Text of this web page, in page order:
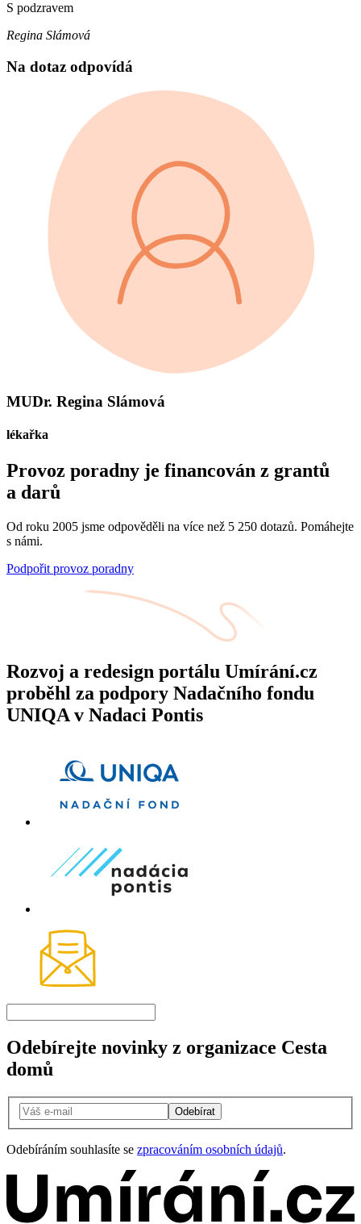
S podzravem
Regina Slámová
Na dotaz odpovídá
MUDr. Regina Slámová
lékařka
Provoz poradny je financován z grantů
a darů
Od roku 2005 jsme odpověděli na více než 5 250 dotazů. Pomáhejte
s námi.
Podpořit provoz poradny
Rozvoj a redesign portálu Umírání.cz
proběhl za podpory Nadačního fondu
UNIQA v Nadaci Pontis
Odebírejte novinky z organizace Cesta
domů
Odebírat
Odebíráním souhlasíte se zpracováním osobních údajů.